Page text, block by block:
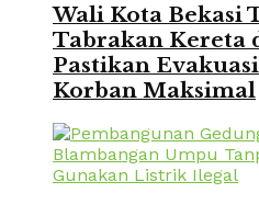
Wali Kota Bekasi
Tabrakan Kereta
Pastikan
Korban Maksimal